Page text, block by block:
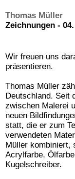
Thomas Müller
Zeichnungen -
Wir freuen uns
präsentieren.
Thomas Müller
Deutschland. Seit
zwischen Malerei
neuen
statt, die er zum
verwendeten
Müller kombiniert,
Acrylfarbe,
Kugelschreiber.